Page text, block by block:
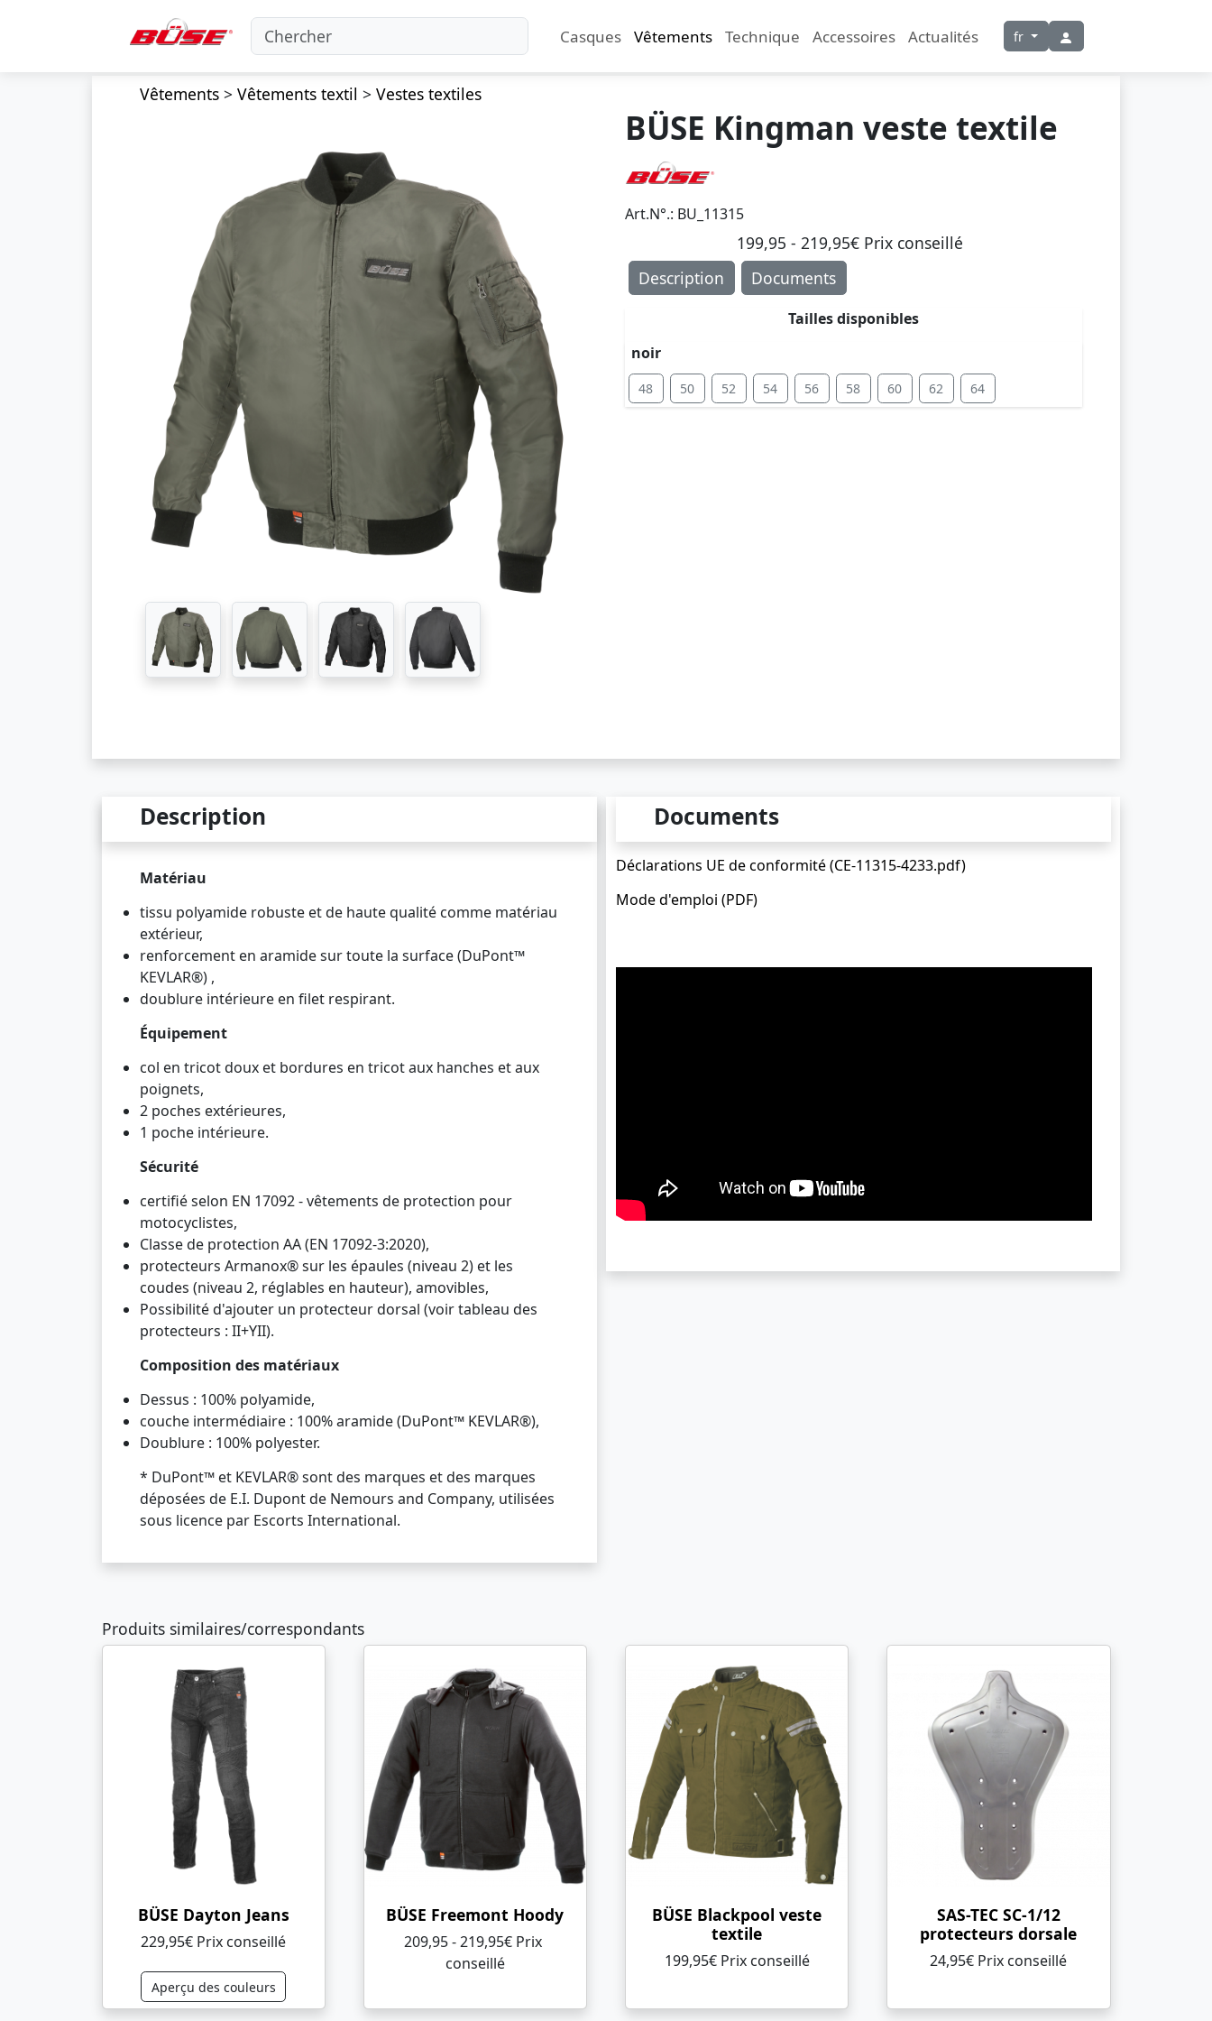
Casques Vêtements Technique Accessoires Actualités fr
Vêtements> Vêtements textil > Vestes textiles
BÜSE Kingman veste textile
Art.N°.: BU_11315
199,95 - 219,95€ Prix ​​conseillé
Description
Documents
Tailles disponibles
noir
48 50 52 54 56 58 60 62 64
Description
Matériau
tissu polyamide robuste et de haute qualité comme matériau
extérieur,
renforcement en aramide sur toute la surface (DuPont™
KEVLAR®) ,
doublure intérieure en filet respirant.
Équipement
col en tricot doux et bordures en tricot aux hanches et aux
poignets,
2 poches extérieures,
1 poche intérieure.
Sécurité
certifié selon EN 17092 - vêtements de protection pour
motocyclistes,
Classe de protection AA (EN 17092-3:2020),
protecteurs Armanox® sur les épaules (niveau 2) et les
coudes (niveau 2, réglables en hauteur), amovibles,
Possibilité d'ajouter un protecteur dorsal (voir tableau des
protecteurs : II+YII).
Composition des matériaux
Dessus : 100% polyamide,
couche intermédiaire : 100% aramide (DuPont™ KEVLAR®),
Doublure : 100% polyester.
* DuPont™ et KEVLAR® sont des marques et des marques
déposées de E.I. Dupont de Nemours and Company, utilisées
sous licence par Escorts International.
Documents
Déclarations UE de conformité (CE-11315-4233.pdf)
Mode d'emploi (PDF)
Produits similaires/correspondants
BÜSE Dayton Jeans
229,95€ Prix ​​conseillé
Aperçu des couleurs
BÜSE Freemont Hoody
209,95 - 219,95€ Prix ​​
conseillé
BÜSE Blackpool veste
textile
199,95€ Prix ​​conseillé
SAS-TEC SC-1/12
protecteurs dorsale
24,95€ Prix ​​conseillé